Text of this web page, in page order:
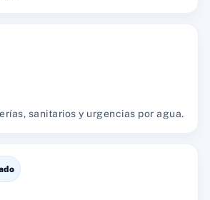
sanitarios y urgencias por agua.